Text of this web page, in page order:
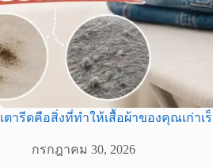
เตารีดคือสิ่งที่ทำให้เสื้อผ้าของคุณเก่าเ
กรกฎาคม 30, 2026